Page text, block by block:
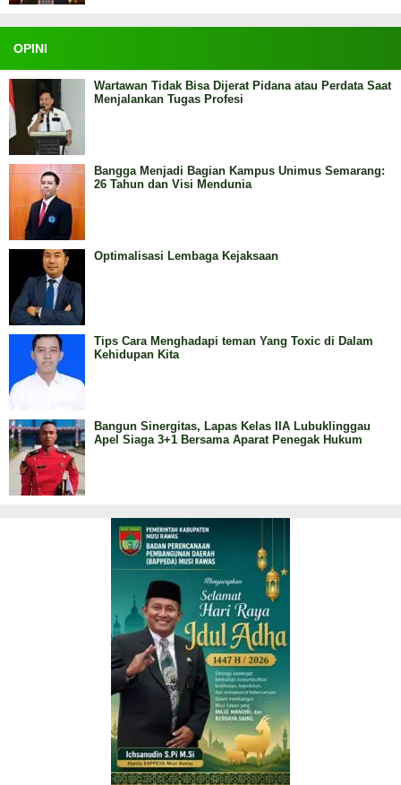
OPINI
Wartawan Tidak Bisa Dijerat Pidana atau Perdata Saat
Menjalankan Tugas Profesi
Bangga Menjadi Bagian Kampus Unimus Semarang:
26 Tahun dan Visi Mendunia
Optimalisasi Lembaga Kejaksaan
Tips Cara Menghadapi teman Yang Toxic di Dalam
Kehidupan Kita
Bangun Sinergitas, Lapas Kelas IIA Lubuklinggau
Apel Siaga 3+1 Bersama Aparat Penegak Hukum